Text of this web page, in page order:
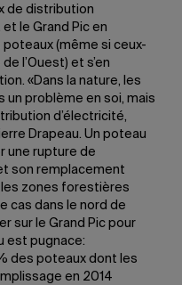
de distribution
le Grand Pic en
(même si ceux-
l’Ouest) et s’en
«Dans la nature, les
problème en soi, mais
d’électricité,
Drapeau. Un poteau
une rupture de
son remplacement
les zones forestières
cas dans le nord de
sur le Grand Pic pour
est pugnace:
des poteaux dont les
en 2014